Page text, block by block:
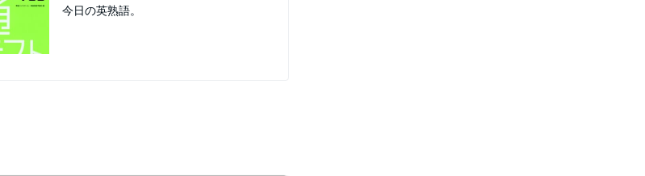
今日の英熟語。